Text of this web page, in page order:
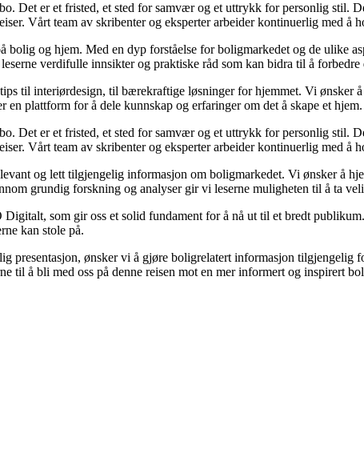
Det er et fristed, et sted for samvær og et uttrykk for personlig stil.
Vårt team av skribenter og eksperter arbeider kontinuerlig med å
bolig og hjem. Med en dyp forståelse for boligmarkedet og de ulike
verdifulle innsikter og praktiske råd som kan bidra til å forbedre
til interiørdesign, til bærekraftige løsninger for hjemmet. Vi ønsker
en plattform for å dele kunnskap og erfaringer om det å skape et hjem.
Det er et fristed, et sted for samvær og et uttrykk for personlig stil.
Vårt team av skribenter og eksperter arbeider kontinuerlig med å
og lett tilgjengelig informasjon om boligmarkedet. Vi ønsker å
grundig forskning og analyser gir vi leserne muligheten til å ta
som gir oss et solid fundament for å nå ut til et bredt
kan stole på.
presentasjon, ønsker vi å gjøre boligrelatert informasjon
til å bli med oss på denne reisen mot en mer informert og inspirert